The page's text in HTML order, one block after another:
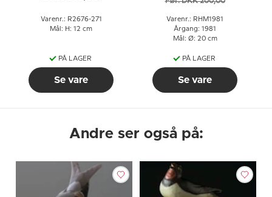
Varenr.: R2676-271
Mål: H: 12 cm
PÅ LAGER
Se vare
Varenr.: RHM1981
Årgang: 1981
Mål: Ø: 20 cm
PÅ LAGER
Se vare
Andre ser også på: